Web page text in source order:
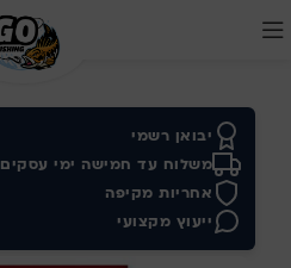
יבואן רשמי
משלוח עד חמישה ימי עסקים
אחריות מקיפה
ייעוץ מקצועי